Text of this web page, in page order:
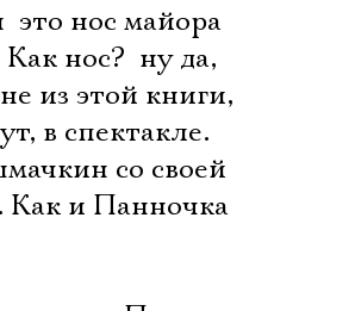
это нос майора
нос?  ну да,
из этой книги,
в спектакле.
со своей
и Панночка